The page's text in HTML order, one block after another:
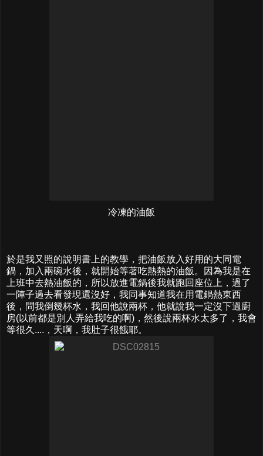
冷凍的油飯
於是我又照的說明書上的教學，把油飯放入好用的大同電
鍋，加入兩碗水後，就開始等著吃熱熱的油飯。因為我是在
上班中去熱油飯的，所以放進電鍋後我就跑回座位上，過了
一陣子過去看發現還沒好，我同事知道我在用電鍋熱東西
後，問我倒幾杯水，我回他說兩杯，他就說我一定沒下過廚
房(以前都是別人弄給我吃的啊)，然後說兩杯水太多了，我會
等很久....，天啊，我肚子很餓耶。